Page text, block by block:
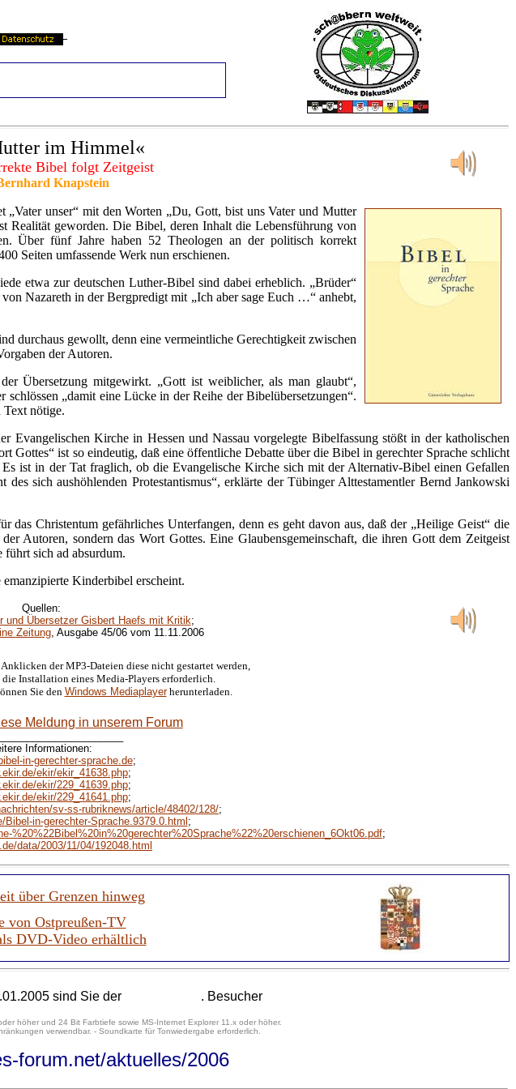
im Himmel«
Bibel folgt Zeitgeist
Knapstein
unser“ mit den Worten „Du, Gott, bist uns Vater und Mutter
Realität geworden. Die Bibel, deren Inhalt die Lebensführung von
Über fünf Jahre haben 52 Theologen an der politisch korrekt
Seiten umfassende Werk nun erschienen.
etwa zur deutschen Luther-Bibel sind dabei erheblich. „Brüder“
Nazareth in der Bergpredigt mit „Ich aber sage Euch …“ anhebt,
durchaus gewollt, denn eine vermeintliche Gerechtigkeit zwischen
der Autoren.
Übersetzung mitgewirkt. „Gott ist weiblicher, als man glaubt“,
„damit eine Lücke in der Reihe der Bibelübersetzungen“.
nötige.
Evangelischen Kirche in Hessen und Nassau vorgelegte Bibelfassung stößt in der katholischen
ist so eindeutig, daß eine öffentliche Debatte über die Bibel in gerechter Sprache schlicht
ist in der Tat fraglich, ob die Evangelische Kirche sich mit der Alternativ-Bibel einen Gefallen
sich aushöhlenden Protestantismus“, erklärte der Tübinger Alttestamentler Bernd Jankowski
Christentum gefährliches Unterfangen, denn es geht davon aus, daß der „Heilige Geist“ die
Autoren, sondern das Wort Gottes. Eine Glaubensgemeinschaft, die ihren Gott dem Zeitgeist
sich ad absurdum.
Kinderbibel erscheint.
Quellen:
und Übersetzer Gisbert Haefs mit Kritik;
Zeitung, Ausgabe 45/06 vom 11.11.2006
der MP3-Dateien diese nicht gestartet werden,
dieInstallation eines Media-Players erforderlich.
Sie den Windows Mediaplayerherunterladen.
Meldung in unserem Forum
Informationen:
in-gerechter-sprache.de;
ekir/ekir_41638.php;
ekir/229_41639.php;
ekir/229_41641.php;
sv-ss-rubriknews/article/48402/128/;
Bibel-in-gerechter-Sprache.9379.0.html ;
%20%22Bibel%20in%20gerechter%20Sprache%22%20erschienen_6Okt06.pdf;
data/2003/11/04/192048.html
über Grenzen hinweg
von Ostpreußen-TV
DVD-Video erhältlich
sind Sie der . Besucher
höher und 24 Bit Farbtiefe sowie MS-Internet Explorer 11.x oder höher.
verwendbar. - Soundkarte für Tonwiedergabe erforderlich.
forum.net/aktuelles/2006